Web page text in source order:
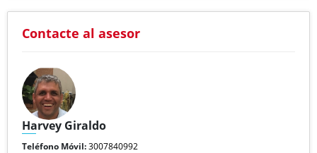
Contacte al asesor
Harvey Giraldo
Teléfono Móvil:3007840992